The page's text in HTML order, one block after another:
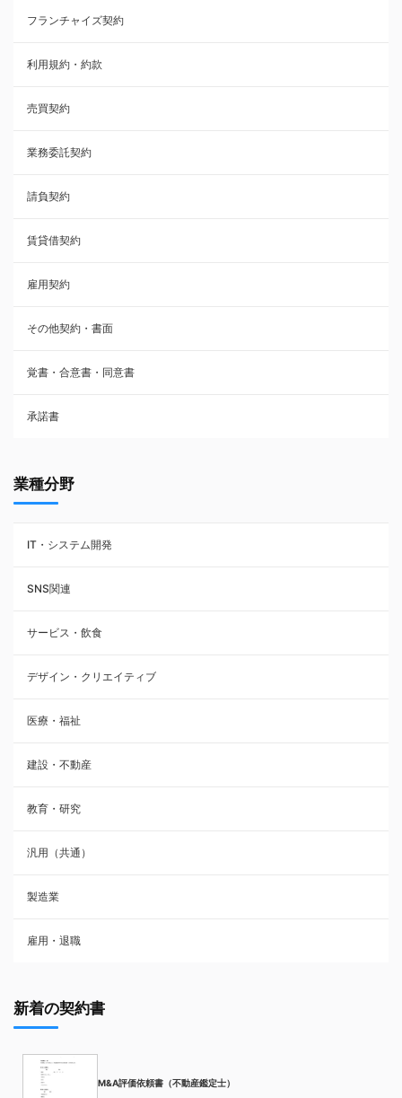
利用規約・約款
覚書・合意書・同意書
承諾書
雇用契約
その他契約・書面
売買契約
株主総会議事録・関連書類
請負契約
フランチャイズ契約
賃貸借契約
フランチャイズ契約
利用規約・約款
売買契約
業務委託契約
請負契約
賃貸借契約
雇用契約
その他契約・書面
覚書・合意書・同意書
承諾書
業種分野
IT・システム開発
SNS関連
サービス・飲食
デザイン・クリエイティブ
医療・福祉
建設・不動産
教育・研究
汎用（共通）
製造業
雇用・退職
新着の契約書
M&A評価依頼書（不動産鑑定士）